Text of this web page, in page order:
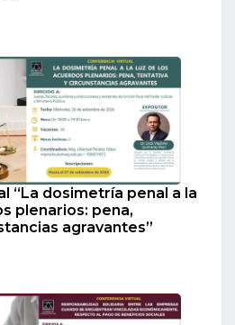
“La dosimetría penal a la
plenarios: pena,
agravantes”